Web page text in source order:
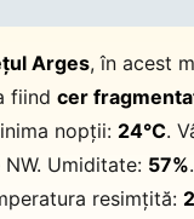
Arges, în acest
fiindcer
nopții: 24°C.
Umiditate: 57%
resimțită: